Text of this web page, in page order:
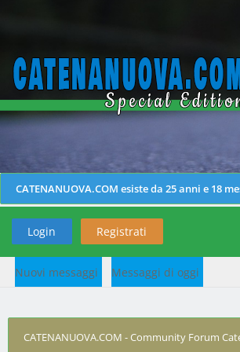
CATENANUOVA.COM esiste da 25 anni e 18
Login Registrati
Nuovi messaggi Messaggi di oggi
CATENANUOVA.COM - Community Forum